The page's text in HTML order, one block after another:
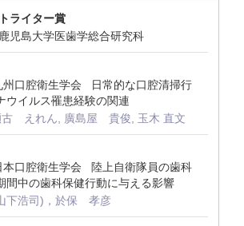
ライター賞
児島大学医歯学総合研究科
口腔衛生学会 日常的な口腔清掃行
ウイルス罹患経験の関連
えれん, 廣島屋 貴俊, 玉木 直文
口腔衛生学会 陸上自衛隊員の歯科
間中の歯科保健行動に与える影響
下浩司)，於保 孝彦